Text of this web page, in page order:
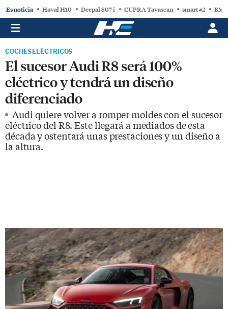
Es noticia Haval H10 Deepal S07 i CUPRA Tavascan smart #2
COCHES ELÉCTRICOS
El sucesor Audi R8 será 100%
eléctrico y tendrá un diseño
diferenciado
Audi quiere volver a romper moldes con el sucesor
eléctrico del R8. Este llegará a mediados de esta
década y ostentará unas prestaciones y un diseño a
la altura.